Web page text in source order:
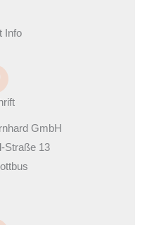
Info
GmbH
Straße 13